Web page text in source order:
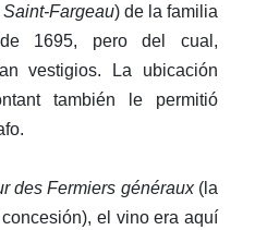
Fargeau) de la familia
1695, pero del cual,
vestigios. La ubicación
también le permitió
des Fermiers généraux(la
el vino era aquí